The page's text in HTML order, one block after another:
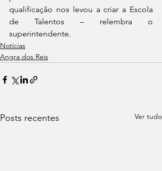
qualificação nos levou a criar a Escola
de Talentos – relembra o
superintendente.
Notícias
Angra dos Reis
Posts recentes Ver tudo